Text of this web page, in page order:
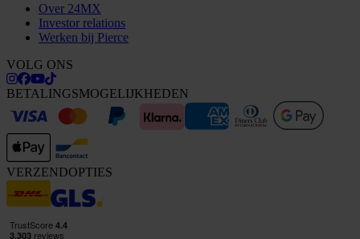
Over 24MX
Investor relations
Werken bij Pierce
VOLG ONS
BETALINGSMOGELIJKHEDEN
VERZENDOPTIES